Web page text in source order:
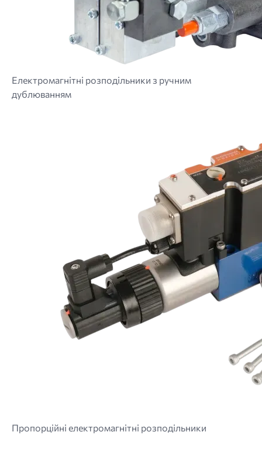
Електромагнітні розподільники з ручним
дублюванням
Пропорційні електромагнітні розподільники